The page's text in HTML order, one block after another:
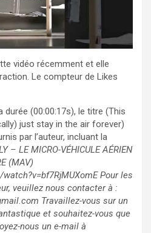
vidéo récemment et elle
Le compteur de Likes
durée (00:00:17s), le titre (This
just stay in the air forever)
par l’auteur, incluant la
– LE MICRO-VÉHICULE AÉRIEN
(MAV)
Pour les
veuillez nous contacter à :
Travaillez-vous sur un
et souhaitez-vous que
nous un e-mail à